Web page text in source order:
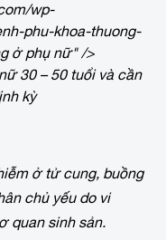
wp-
phu-khoa-thuong-
ở phụ nữ" />
30 – 50 tuổi và cần
kỳ
ở tử cung, buồng
chủ yếu do vi
quan sinh sản.